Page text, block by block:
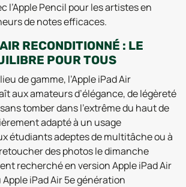
l’Apple Pencil pour les artistes en
de notes efficaces.
RECONDITIONNÉ : LE
POUR TOUS
de gamme, l’Apple iPad Air
aux amateurs d’élégance, de légèreté
tomber dans l’extrême du haut de
adapté à un usage
étudiants adeptes de multitâche ou à
des photos le dimanche
recherché en version Apple iPad Air
iPad Air 5e génération